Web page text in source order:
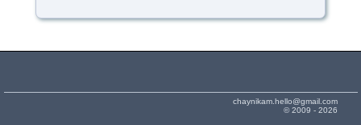
chaynikam.hello@gmail.com
© 2009 - 2026